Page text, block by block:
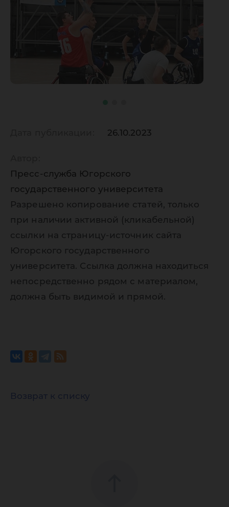
26.10.2023
Пресс-служба Югорского
государственного университета
Разрешено копирование статей, только
при наличии активной (кликабельной)
ссылки на страницу-источник сайта
Югорского государственного
университета. Ссылка должна находиться
непосредственно рядом с материалом,
должна быть видимой и прямой.
Возврат к списку